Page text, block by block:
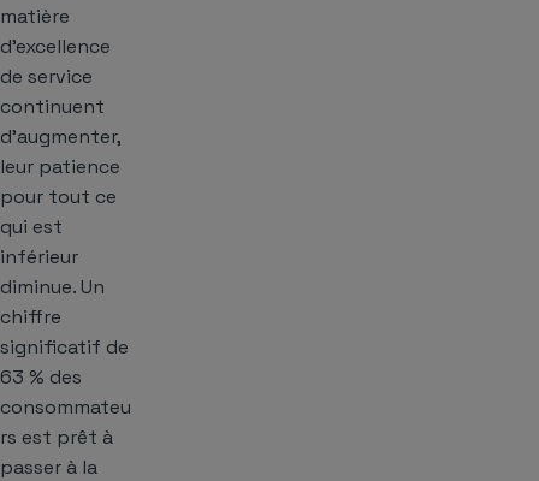
matière
d’excellence
de service
continuent
d’augmenter,
leur patience
pour tout ce
qui est
inférieur
diminue. Un
chiffre
significatif de
63 % des
consommateu
rs est prêt à
passer à la